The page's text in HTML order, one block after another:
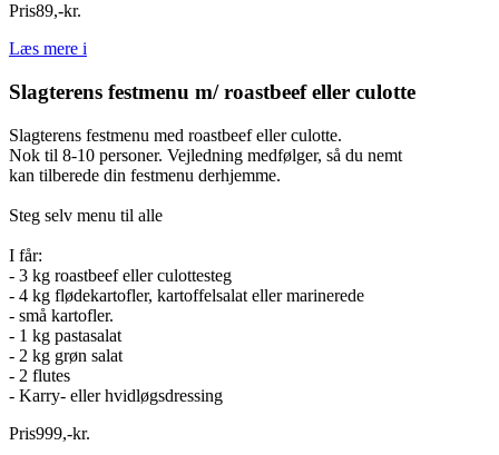
Pris89,-kr.
Læs mere i
Slagterens festmenu m/ roastbeef eller culotte
Slagterens festmenu med roastbeef eller culotte.
Nok til 8-10 personer. Vejledning medfølger, så du nemt
kan tilberede din festmenu derhjemme.
Steg selv menu til alle
I får:
- 3 kg roastbeef eller culottesteg
- 4 kg flødekartofler, kartoffelsalat eller marinerede
- små kartofler.
- 1 kg pastasalat
- 2 kg grøn salat
- 2 flutes
- Karry- eller hvidløgsdressing
Pris999,-kr.